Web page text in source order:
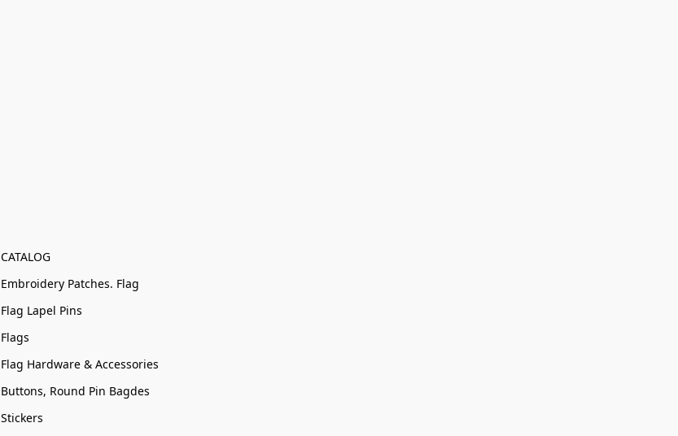
CATALOG
Embroidery Patches. Flag
Flag Lapel Pins
Flags
Flag Hardware & Accessories
Buttons, Round Pin Bagdes
Stickers